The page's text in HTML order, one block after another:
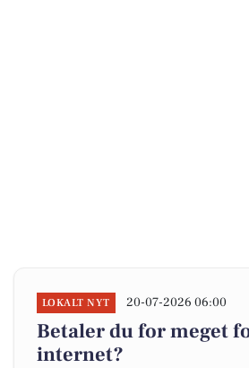
LOKALT NYT 20-07-2026 06:00
Betaler du for meget
internet?